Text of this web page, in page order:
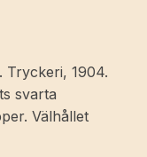
Tryckeri, 1904.
svarta
Välhållet